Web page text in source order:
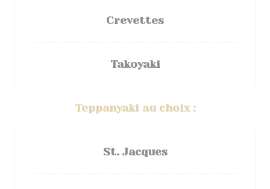
Crevettes
Takoyaki
Teppanyaki au choix :
St. Jacques